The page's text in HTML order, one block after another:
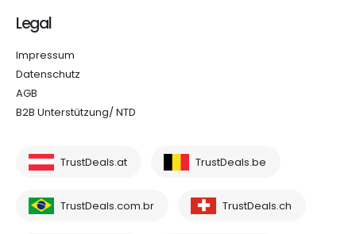
Legal
Impressum
Datenschutz
AGB
B2B Unterstützung/ NTD
TrustDeals.at TrustDeals.be
TrustDeals.com.br TrustDeals.ch